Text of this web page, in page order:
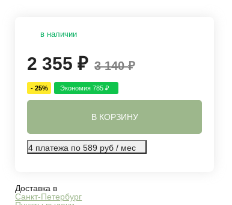
в наличии
2 355₽ 3 140₽
- 25% Экономия785₽
В КОРЗИНУ
4 платежа по 589 руб / мес
Доставка в
Санкт-Петербург